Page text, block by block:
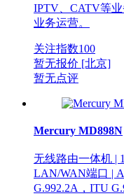
IPTV、CATV等
业务运营。
关注指数100
暂无报价 [北京]
暂无点评
Mercury MD898N
无线路由一体机 |
LAN/WAN端口 |
G.992.2A，ITU